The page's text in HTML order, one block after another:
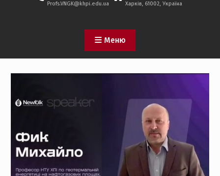
Profs.VNGK@khpi.edu.ua
Харків, 61002, Україна
Меню